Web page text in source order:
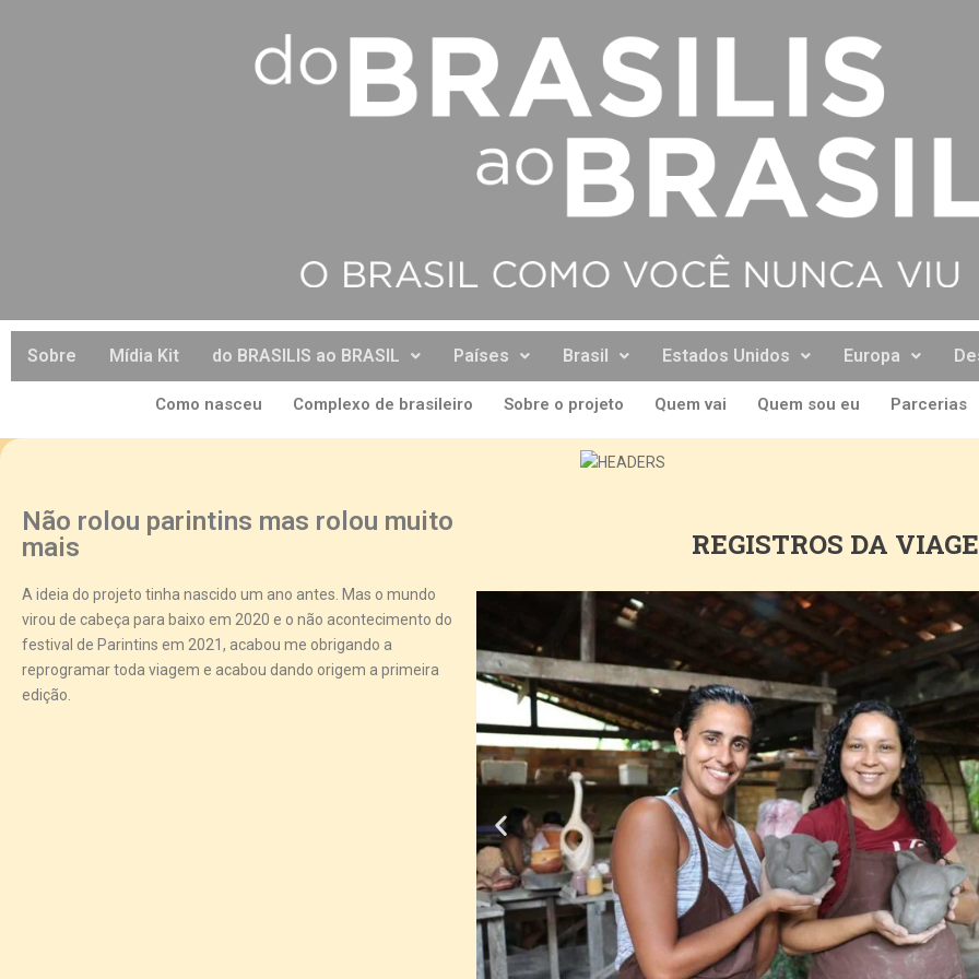
Sobre Mídia Kit do BRASILIS ao BRASIL Países Brasil Estados Unidos Europa
Como nasceu Complexo de brasileiro Sobre o projeto Quem vai Quem sou eu Parcerias
Não rolou parintins mas rolou muito
mais
A ideia do projeto tinha nascido um ano antes. Mas o mundo
virou de cabeça para baixo em 2020 e o não acontecimento do
festival de Parintins em 2021, acabou me obrigando a
reprogramar toda viagem e acabou dando origem a primeira
edição.
REGISTROS DA